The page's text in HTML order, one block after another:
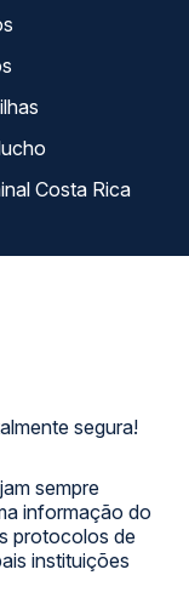
segura!
sempre
informação do
protocolos de
instituições
La terminal Costa Rica